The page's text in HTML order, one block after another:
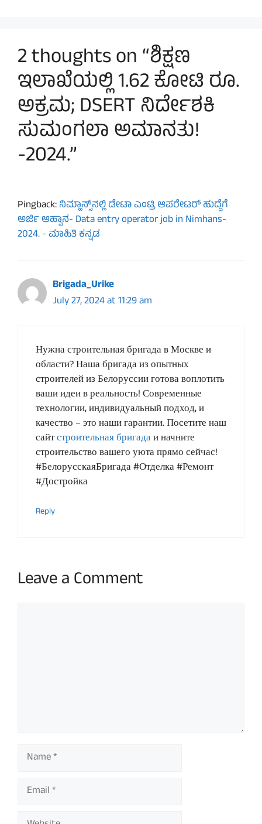
2 thoughts on “ಶಿಕ್ಷಣ
ಇಲಾಖೆಯಲ್ಲಿ 1.62 ಕೋಟಿ ರೂ.
ಅಕ್ರಮ; DSERT ನಿರ್ದೇಶಕಿ
ಸುಮಂಗಲಾ ಅಮಾನತು!
-2024.”
Pingback:ನಿಮ್ಹಾನ್ಸ್​ನಲ್ಲಿ ಡೇಟಾ ಎಂಟ್ರಿ ಆಪರೇಟರ್​ ಹುದ್ದೆಗೆ
ಅರ್ಜಿ ಆಹ್ವಾನ- Data entry operator job in Nimhans-
2024. - ಮಾಹಿತಿ ಕನ್ನಡ
Brigada_Urike
July 27, 2024 at 11:29 am
Нужна строительная бригада в Москве и
области? Наша бригада из опытных
строителей из Белоруссии готова воплотить
ваши идеи в реальность! Современные
технологии, индивидуальный подход, и
качество – это наши гарантии. Посетите наш
сайтстроительная бригадаи начните
строительство вашего уюта прямо сейчас!
#БелорусскаяБригада #Отделка #Ремонт
#Достройка
Reply
Leave a Comment
Name
Email
Website